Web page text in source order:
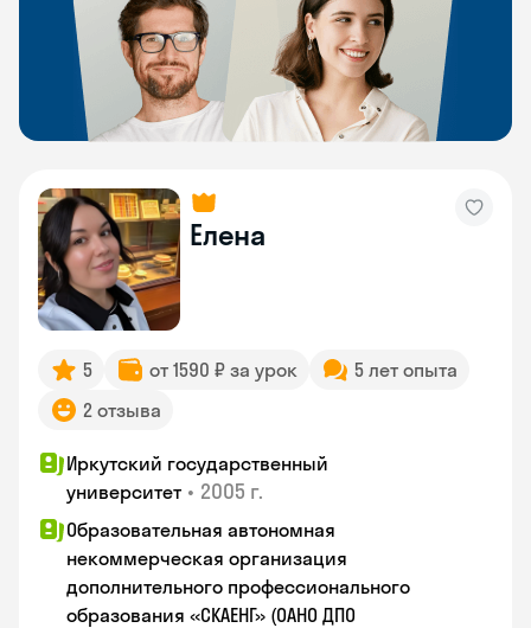
Елена
5 от 1590 ₽ за урок
5 лет опыта
2 отзыва
Иркутский государственный
университет • 2005 г.
Образовательная автономная
некоммерческая организация
дополнительного профессионального
образования «СКАЕНГ» (ОАНО ДПО